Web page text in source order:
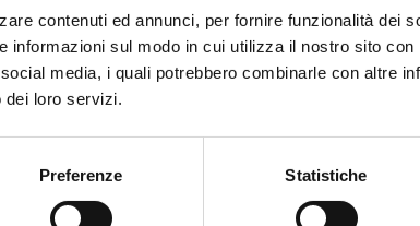
contenuti ed annunci, per fornire funzionalità dei
informazioni sul modo in cui utilizza il nostro sito
media, i quali potrebbero combinarle con altre
dei loro servizi.
Preferenze Statistiche
Il calendario
Laboratori 2024/25
Spazi e servizi
Il Teatro del Giglio Giacomo Puccini
Il Teatro San Girolamo